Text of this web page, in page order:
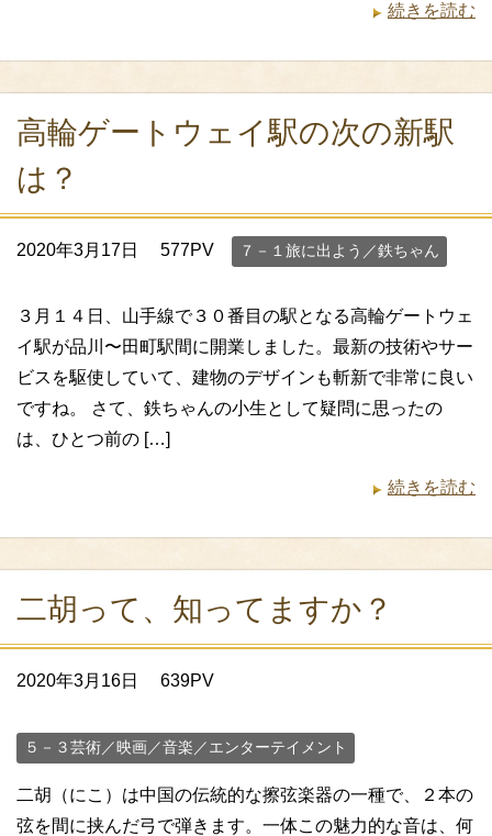
続きを読む
高輪ゲートウェイ駅の次の新駅
は？
2020年3月17日 577PV ７－１旅に出よう／鉄ちゃん
３月１４日、山手線で３０番目の駅となる高輪ゲートウェ
イ駅が品川〜田町駅間に開業しました。最新の技術やサー
ビスを駆使していて、建物のデザインも斬新で非常に良い
ですね。 さて、鉄ちゃんの小生として疑問に思ったの
は、ひとつ前の […]
続きを読む
二胡って、知ってますか？
2020年3月16日 639PV
５－３芸術／映画／音楽／エンターテイメント
二胡（にこ）は中国の伝統的な擦弦楽器の一種で、２本の
弦を間に挟んだ弓で弾きます。一体この魅力的な音は、何